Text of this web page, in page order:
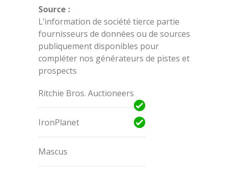
Source :
L’information de société tierce partie
fournisseurs de données ou de sources
publiquement disponibles pour
compléter nos générateurs de pistes et
prospects
Ritchie Bros. Auctioneers
IronPlanet
Mascus